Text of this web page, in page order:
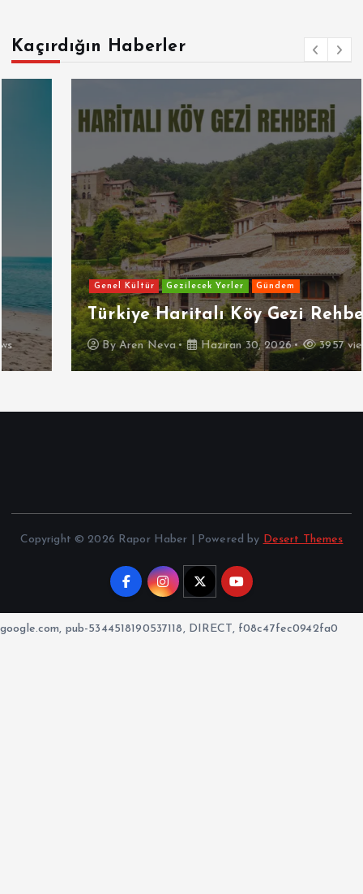
Kaçırdığın Haberler
Genel Kültür Gezilecek Yerler Gündem
Türkiye Haritalı Köy Gezi Rehberi
By Aren Neva Haziran 30, 2026 3957 views
Copyright © 2026 Rapor Haber | Powered by Desert Themes
google.com, pub-5344518190537118, DIRECT, f08c47fec0942fa0